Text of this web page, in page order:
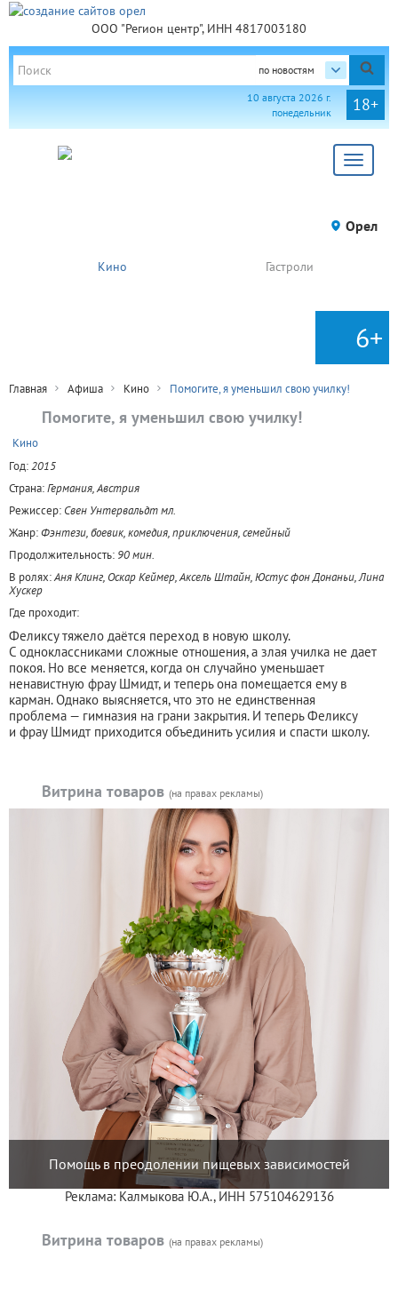
ООО "Регион центр", ИНН 4817003180
по новостям
18+
10 августа 2026 г.
понедельник
Toggle
Орел
Кино Гастроли
6+
Главная Афиша Кино Помогите, я уменьшил свою училку!
Помогите, я уменьшил свою училку!
Кино
Год:2015
Страна:Германия, Австрия
Режиссер: Свен Унтервальдт мл.
Жанр:Фэнтези, боевик, комедия, приключения, семейный
Продолжительность: 90 мин.
В ролях:Аня Клинг, Оскар Кеймер, Аксель Штайн, Юстус фон Донаньи, Лина
Хускер
Где проходит:
Феликсу тяжело даётся переход в новую школу.
С одноклассниками сложные отношения, а злая училка не дает
покоя. Но все меняется, когда он случайно уменьшает
ненавистную фрау Шмидт, и теперь она помещается ему в
карман. Однако выясняется, что это не единственная
проблема — гимназия на грани закрытия. И теперь Феликсу
и фрау Шмидт приходится объединить усилия и спасти школу.
Витрина товаров (на правах рекламы)
Помощь в преодолении пищевых зависимостей
Реклама: Калмыкова Ю.А., ИНН 575104629136
Витрина товаров (на правах рекламы)